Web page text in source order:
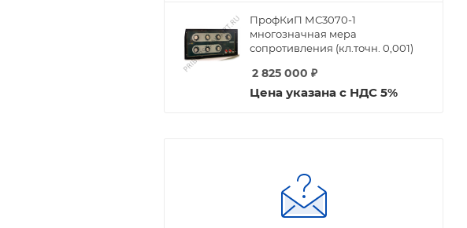
ПрофКиП МС3070-1
многозначная мера
сопротивления (кл.точн. 0,001)
2 825 000 ₽
Цена указана с НДС 5%